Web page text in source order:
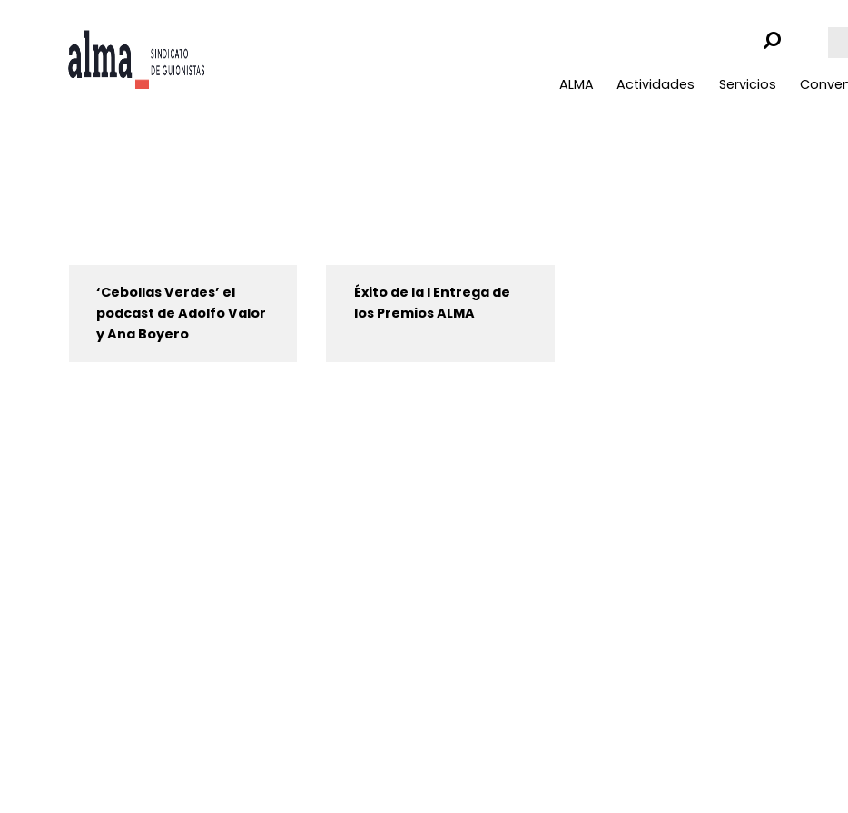
ALMA Actividades Servicios
‘Cebollas Verdes’ el
podcast de Adolfo Valor
y Ana Boyero
Éxito de la I Entrega de
los Premios ALMA